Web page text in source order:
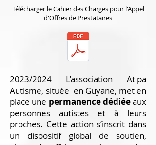
Télécharger le Cahier des Charges pour l'Appel
d'Offres de Prestataires
2023/2024 L’association Atipa
Autisme, située en Guyane, met en
place une permanence dédiéeaux
personnes autistes et à leurs
proches. Cette action s’inscrit dans
un dispositif global de soutien,